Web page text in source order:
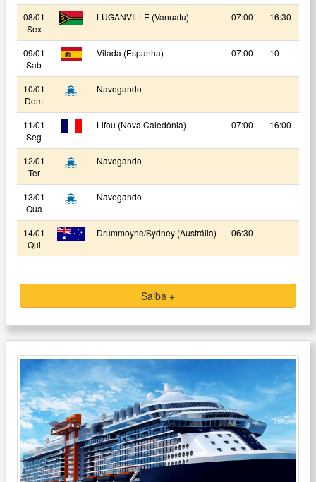
08/01
Sex
LUGANVILLE (Vanuatu) 07:00 16:30
09/01
Sab
Vilada (Espanha) 07:00 10
10/01
Dom
Navegando
11/01
Seg
Lifou (Nova Caledônia) 07:00 16:00
12/01
Ter
Navegando
13/01
Qua
Navegando
14/01
Qui
Drummoyne/Sydney (Austrália) 06:30
Saiba +